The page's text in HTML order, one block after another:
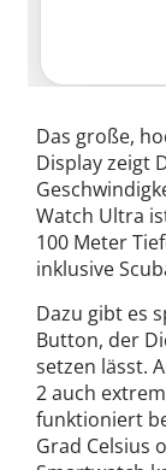
Das große,
Display zeigt
Watch Ultra
100 Meter
inklusive
Dazu gibt es
Button, der
setzen lässt.
2 auch
funktioniert
Grad Celsius